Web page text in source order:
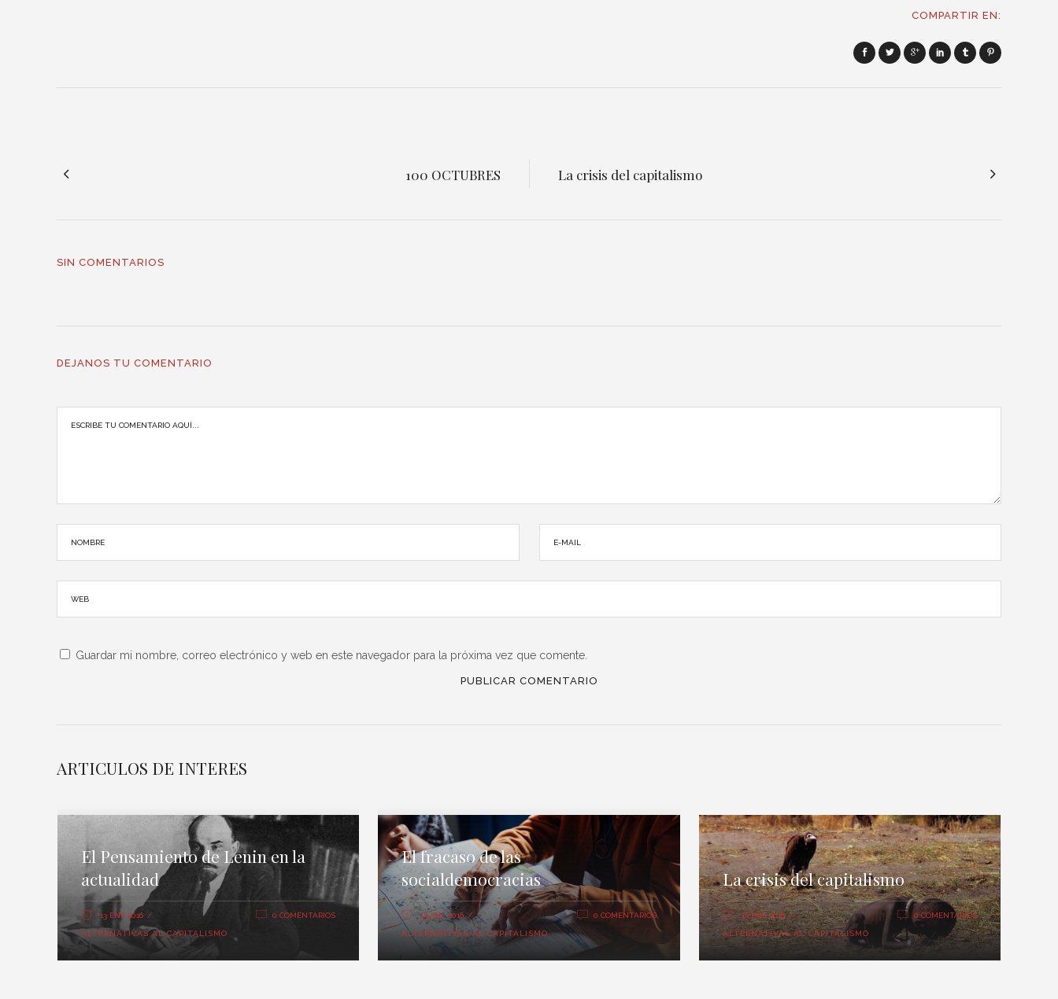
COMPARTIR EN:
100 OCTUBRES La crisis del capitalismo
SIN COMENTARIOS
DEJANOS TU COMENTARIO
Guardar mi nombre, correo electrónico y web en este navegador para la próxima vez que comente.
ARTICULOS DE INTERES
El Pensamiento de Lenin en la
actualidad
13 ENE 2016
ALTERNATIVAS AL CAPITALISMO
0 COMENTARIOS
El fracaso de las
socialdemocracias
13 ENE 2016
ALTERNATIVAS AL CAPITALISMO
0 COMENTARIOS
La crisis del capitalismo
13 ENE 2016
ALTERNATIVAS AL CAPITALISMO
0 COMENTARIOS